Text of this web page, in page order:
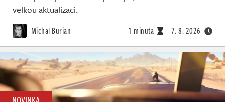
velkou aktualizaci.
Michal Burian 1 minuta 7. 8. 2026